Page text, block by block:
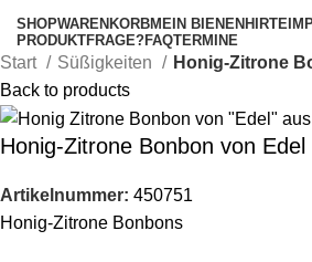
SHOPWARENKORBMEIN BIENENHIRTE
PRODUKTFRAGE?FAQTERMINE
Start Süßigkeiten
Honig-Zitrone
Back to products
Honig-Zitrone Bonbon von Edel
Artikelnummer:450751
Honig-Zitrone Bonbons